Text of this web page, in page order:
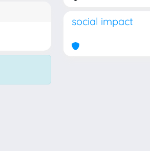
social impact